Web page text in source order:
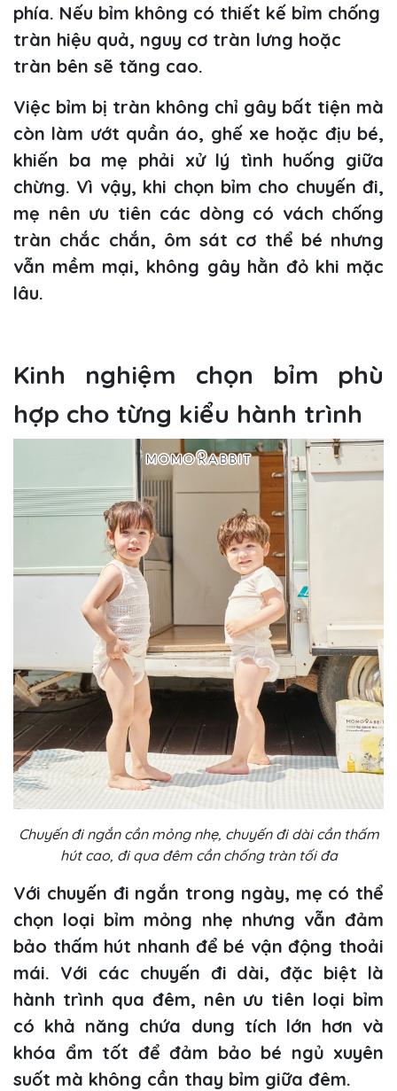
phía. Nếu bỉm không có thiết kế bỉm chống
tràn hiệu quả, nguy cơ tràn lưng hoặc
tràn bên sẽ tăng cao.
Việc bỉm bị tràn không chỉ gây bất tiện mà
còn làm ướt quần áo, ghế xe hoặc địu bé,
khiến ba mẹ phải xử lý tình huống giữa
chừng. Vì vậy, khi chọn bỉm cho chuyến đi,
mẹ nên ưu tiên các dòng có vách chống
tràn chắc chắn, ôm sát cơ thể bé nhưng
vẫn mềm mại, không gây hằn đỏ khi mặc
lâu.
Kinh nghiệm chọn bỉm phù
hợp cho từng kiểu hành trình
Chuyến đi ngắn cần mỏng nhẹ, chuyến đi dài cần thấm
hút cao, đi qua đêm cần chống tràn tối đa
Với chuyến đi ngắn trong ngày, mẹ có thể
chọn loại bỉm mỏng nhẹ nhưng vẫn đảm
bảo thấm hút nhanh để bé vận động thoải
mái. Với các chuyến đi dài, đặc biệt là
hành trình qua đêm, nên ưu tiên loại bỉm
có khả năng chứa dung tích lớn hơn và
khóa ẩm tốt để đảm bảo bé ngủ xuyên
suốt mà không cần thay bỉm giữa đêm.